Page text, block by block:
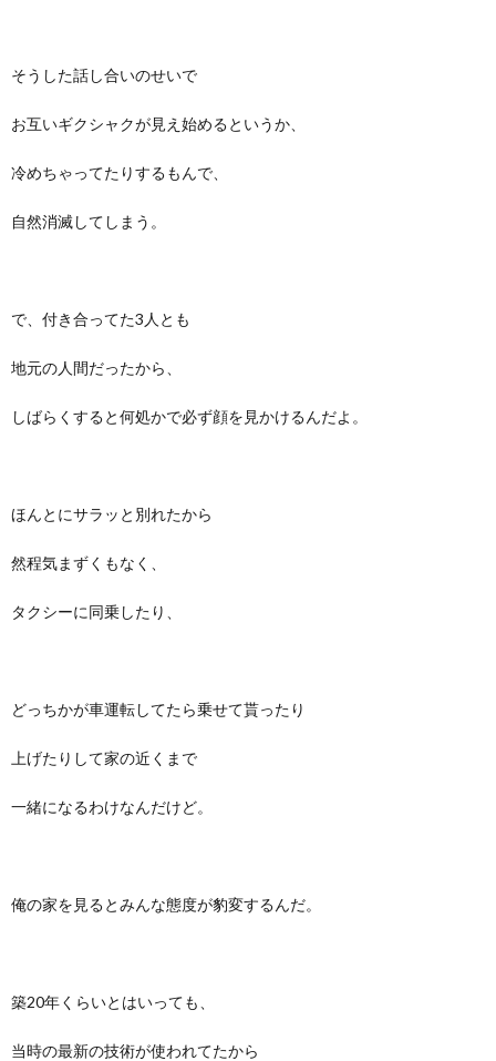
そうした話し合いのせいで
お互いギクシャクが見え始めるというか、
冷めちゃってたりするもんで、
自然消滅してしまう。
で、付き合ってた3人とも
地元の人間だったから、
しばらくすると何処かで必ず顔を見かけるんだよ。
ほんとにサラッと別れたから
然程気まずくもなく、
タクシーに同乗したり、
どっちかが車運転してたら乗せて貰ったり
上げたりして家の近くまで
一緒になるわけなんだけど。
俺の家を見るとみんな態度が豹変するんだ。
築20年くらいとはいっても、
当時の最新の技術が使われてたから